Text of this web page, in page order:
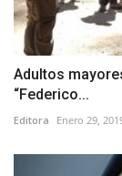
Adultos
“Federico...
Editora Enero 29,